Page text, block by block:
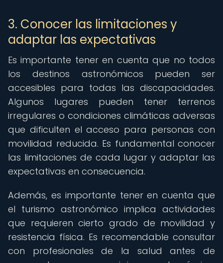
3. Conocer las limitaciones y
adaptar las expectativas
Es importante tener en cuenta que no todos
los destinos astronómicos pueden ser
accesibles para todas las discapacidades.
Algunos lugares pueden tener terrenos
irregulares o condiciones climáticas adversas
que dificulten el acceso para personas con
movilidad reducida. Es fundamental conocer
las limitaciones de cada lugar y adaptar las
expectativas en consecuencia.
Además, es importante tener en cuenta que
el turismo astronómico implica actividades
que requieren cierto grado de movilidad y
resistencia física. Es recomendable consultar
con profesionales de la salud antes de